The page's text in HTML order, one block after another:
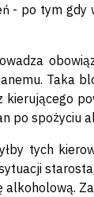
- po tym
Taka
po spożyciu
tych